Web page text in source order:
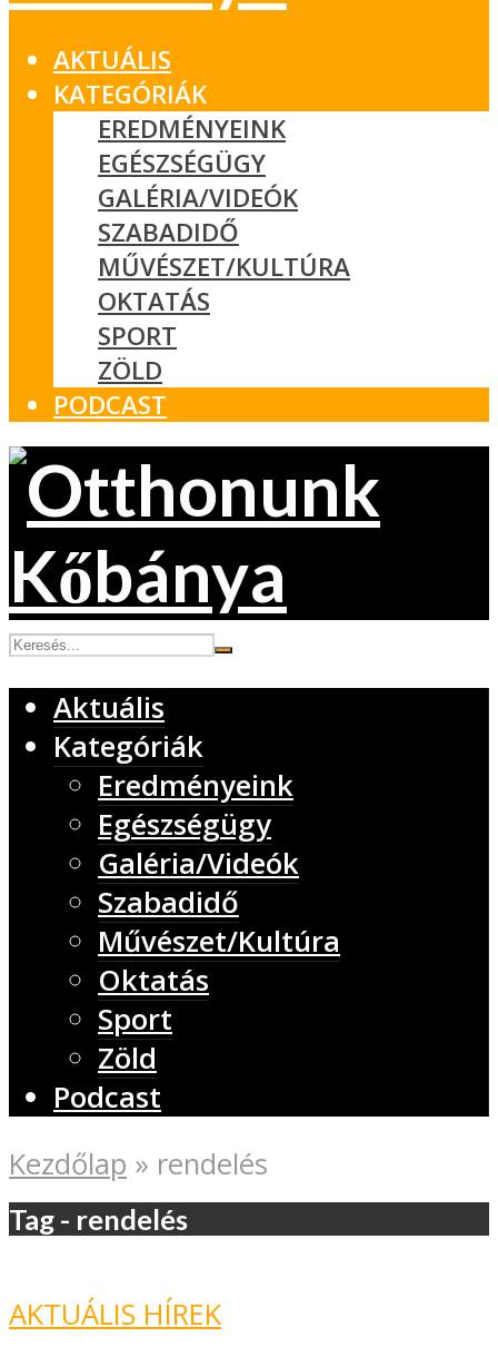
AKTUÁLIS
KATEGÓRIÁK
EREDMÉNYEINK
EGÉSZSÉGÜGY
GALÉRIA/VIDEÓK
SZABADIDŐ
MŰVÉSZET/KULTÚRA
OKTATÁS
SPORT
ZÖLD
PODCAST
Aktuális
Kategóriák
Eredményeink
Egészségügy
Galéria/Videók
Szabadidő
Művészet/Kultúra
Oktatás
Sport
Zöld
Podcast
Kezdőlap » rendelés
Tag - rendelés
AKTUÁLIS HÍREK